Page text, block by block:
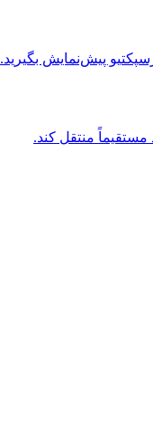
پیش‌نمایش بگیرید.
مستقیماً منتقل کند.